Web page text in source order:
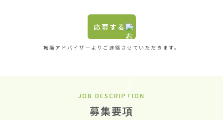
応募する
転職アドバイザーよりご連絡させていただきます。
JOB DESCRIPTION
募集要項